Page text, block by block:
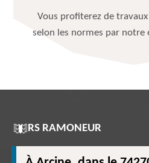
Vous profiterez de
selon les normes par notre
RS RAMONEUR